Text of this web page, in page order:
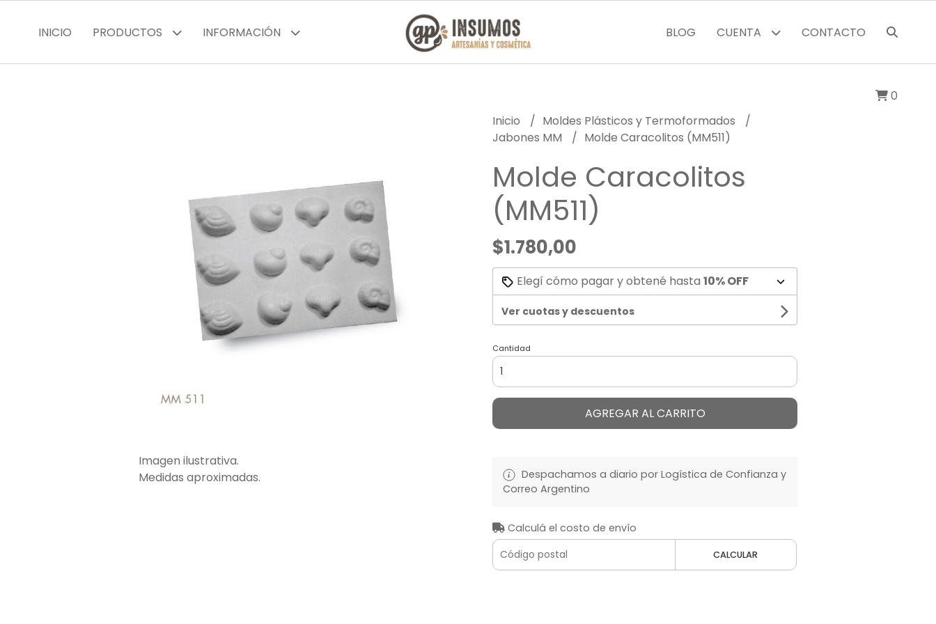
INICIO PRODUCTOS INFORMACIÓN BLOG CUENTA CONTACTO
0
Imagen ilustrativa.
Medidas aproximadas.
Inicio
Moldes Plásticos y Termoformados
Jabones MM
Molde Caracolitos (MM511)
Molde Caracolitos
(MM511)
$1.780,00
Elegí cómo pagar y obtené hasta 10% OFF
Ver cuotas y descuentos
Cantidad
AGREGAR AL CARRITO
Despachamos a diario por Logística de Confianza y
Correo Argentino
Calculá el costo de envío
CALCULAR